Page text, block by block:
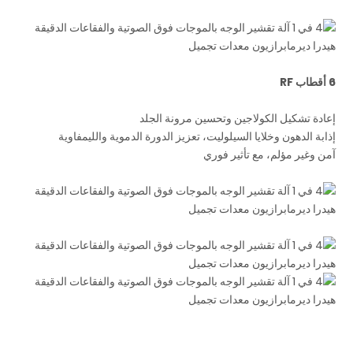
6 أقطاب RF
إعادة تشكيل الكولاجين وتحسين مرونة الجلد
إذابة الدهون وخلايا السيلوليت، تعزيز الدورة الدموية والليمفاوية
آمن وغير مؤلم، مع تأثير فوري